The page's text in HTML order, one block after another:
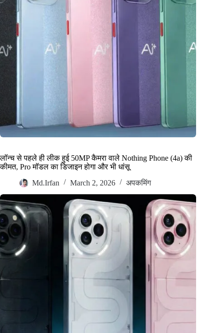
लॉन्च से पहले ही लीक हुई 50MP कैमरा वाले Nothing Phone (4a) की
कीमत, Pro मॉडल का डिजाइन होगा और भी धांसू
Md.Irfan
March 2, 2026 अपकमिंग